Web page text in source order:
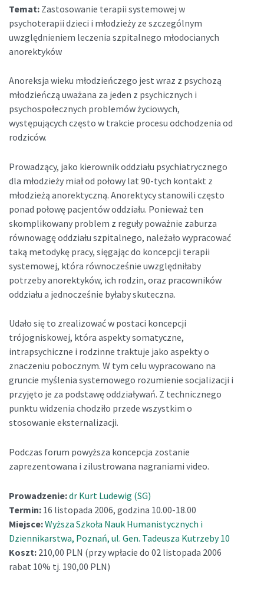
Temat: Zastosowanie terapii systemowej w
psychoterapii dzieci i młodzieży ze szczególnym
uwzględnieniem leczenia szpitalnego młodocianych
anorektyków
Anoreksja wieku młodzieńczego jest wraz z psychozą
młodzieńczą uważana za jeden z psychicznych i
psychospołecznych problemów życiowych,
występujących często w trakcie procesu odchodzenia od
rodziców.
Prowadzący, jako kierownik oddziału psychiatrycznego
dla młodzieży miał od połowy lat 90-tych kontakt z
młodzieżą anorektyczną. Anorektycy stanowili często
ponad połowę pacjentów oddziału. Ponieważ ten
skomplikowany problem z reguły poważnie zaburza
równowagę oddziału szpitalnego, należało wypracować
taką metodykę pracy, sięgając do koncepcji terapii
systemowej, która równocześnie uwzględniłaby
potrzeby anorektyków, ich rodzin, oraz pracowników
oddziału a jednocześnie byłaby skuteczna.
Udało się to zrealizować w postaci koncepcji
trójogniskowej, która aspekty somatyczne,
intrapsychiczne i rodzinne traktuje jako aspekty o
znaczeniu pobocznym. W tym celu wypracowano na
gruncie myślenia systemowego rozumienie socjalizacji i
przyjęto je za podstawę oddziaływań. Z technicznego
punktu widzenia chodziło przede wszystkim o
stosowanie eksternalizacji.
Podczas forum powyższa koncepcja zostanie
zaprezentowana i zilustrowana nagraniami video.
Prowadzenie:dr Kurt Ludewig (SG)
Termin: 16 listopada 2006, godzina 10.00-18.00
Miejsce:Wyższa Szkoła Nauk Humanistycznych i
Dziennikarstwa, Poznań, ul. Gen. Tadeusza Kutrzeby 10
Koszt: 210,00 PLN (przy wpłacie do 02 listopada 2006
rabat 10% tj. 190,00 PLN)